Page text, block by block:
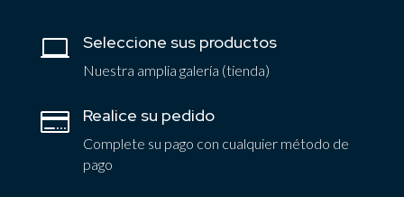
 Seleccione sus productos
Nuestra amplia galería (tienda)
 Realice su pedido
Complete su pago con cualquier método de
pago